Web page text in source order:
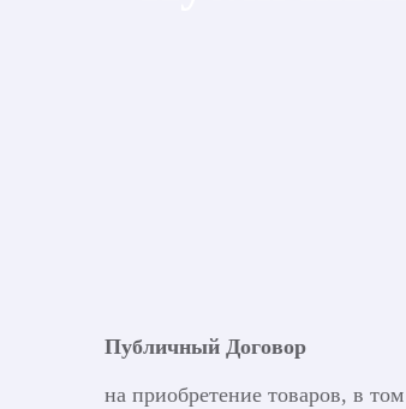
Публичный Договор
на приобретение товаров, в